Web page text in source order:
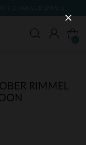
D'AVIS
RIMMEL